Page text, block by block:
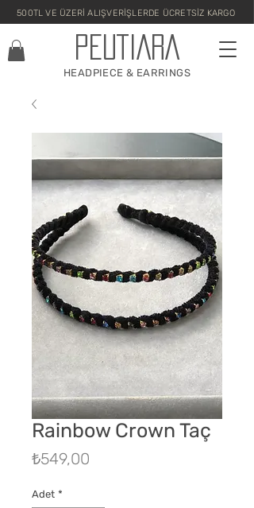
500TL VE ÜZERİ ALIŞVERİŞLERDE ÜCRETSİZ KARGO
PEUTIARA
HEADPIECE & EARRINGS
Rainbow Crown Taç
₺549,00
Adet *